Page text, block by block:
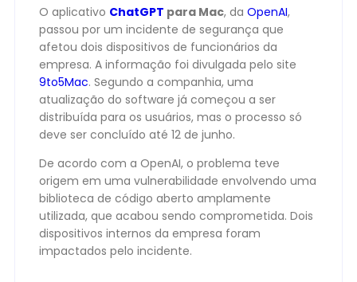
O aplicativo ChatGPT para Mac, da OpenAI,
passou por um incidente de segurança que
afetou dois dispositivos de funcionários da
empresa. A informação foi divulgada pelo site
9to5Mac. Segundo a companhia, uma
atualização do software já começou a ser
distribuída para os usuários, mas o processo só
deve ser concluído até 12 de junho.
De acordo com a OpenAI, o problema teve
origem em uma vulnerabilidade envolvendo uma
biblioteca de código aberto amplamente
utilizada, que acabou sendo comprometida. Dois
dispositivos internos da empresa foram
impactados pelo incidente.